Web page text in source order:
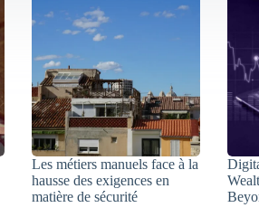
Les métiers manuels face à la
hausse des exigences en
matière de sécurité